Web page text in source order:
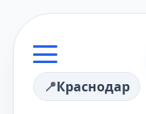
Краснодар